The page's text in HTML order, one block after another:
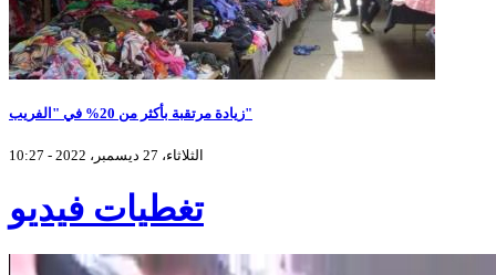
زيادة مرتقبة بأكثر من 20% في "الفريب"
الثلاثاء، 27 ديسمبر، 2022 - 10:27
تغطيات فيديو